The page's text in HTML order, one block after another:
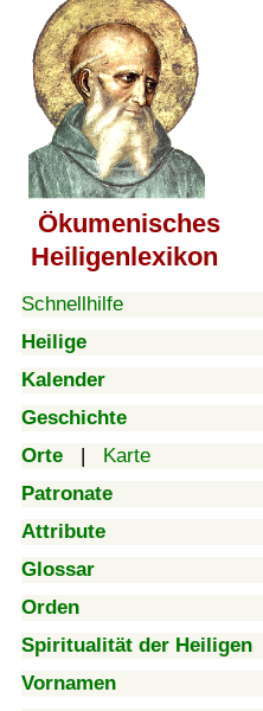
Ökumenisches
Heiligenlexikon
Schnellhilfe
Heilige
Kalender
Geschichte
Orte | Karte
Patronate
Attribute
Glossar
Orden
Spiritualität der Heiligen
Vornamen